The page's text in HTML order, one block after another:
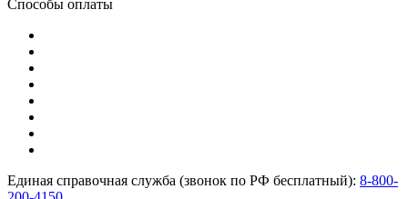
Способы оплаты
Единая справочная служба (звонок по РФ бесплатный): 8-800-